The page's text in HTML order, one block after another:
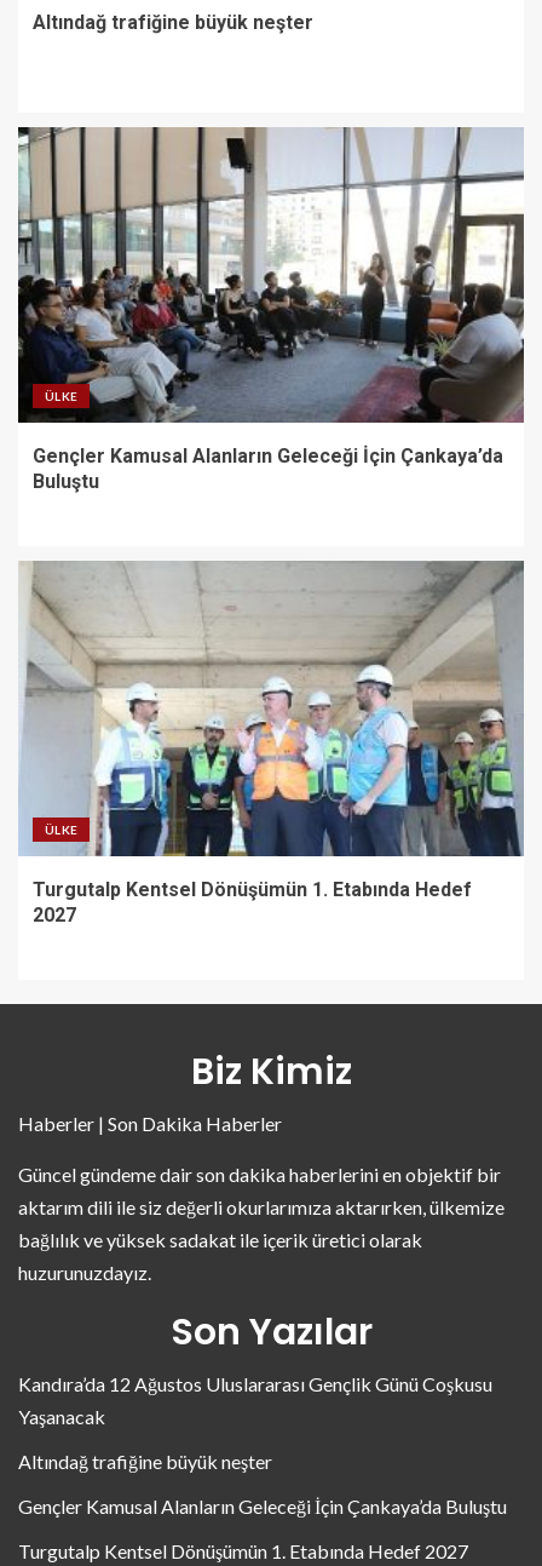
Altındağ trafiğine büyük neşter
ÜLKE
Gençler Kamusal Alanların Geleceği İçin Çankaya’da
Buluştu
ÜLKE
Turgutalp Kentsel Dönüşümün 1. Etabında Hedef
2027
Biz Kimiz
Haberler | Son Dakika Haberler
Güncel gündeme dair son dakika haberlerini en objektif bir
aktarım dili ile siz değerli okurlarımıza aktarırken, ülkemize
bağlılık ve yüksek sadakat ile içerik üretici olarak
huzurunuzdayız.
Son Yazılar
Kandıra’da 12 Ağustos Uluslararası Gençlik Günü Coşkusu
Yaşanacak
Altındağ trafiğine büyük neşter
Gençler Kamusal Alanların Geleceği İçin Çankaya’da Buluştu
Turgutalp Kentsel Dönüşümün 1. Etabında Hedef 2027